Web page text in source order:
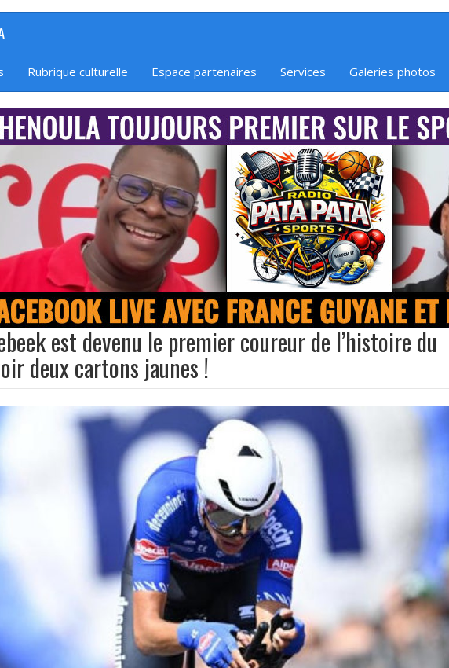
Rubrique culturelle Espace partenaires Services Galeries photos
est devenu le premier coureur de l’histoire du
deux cartons jaunes !